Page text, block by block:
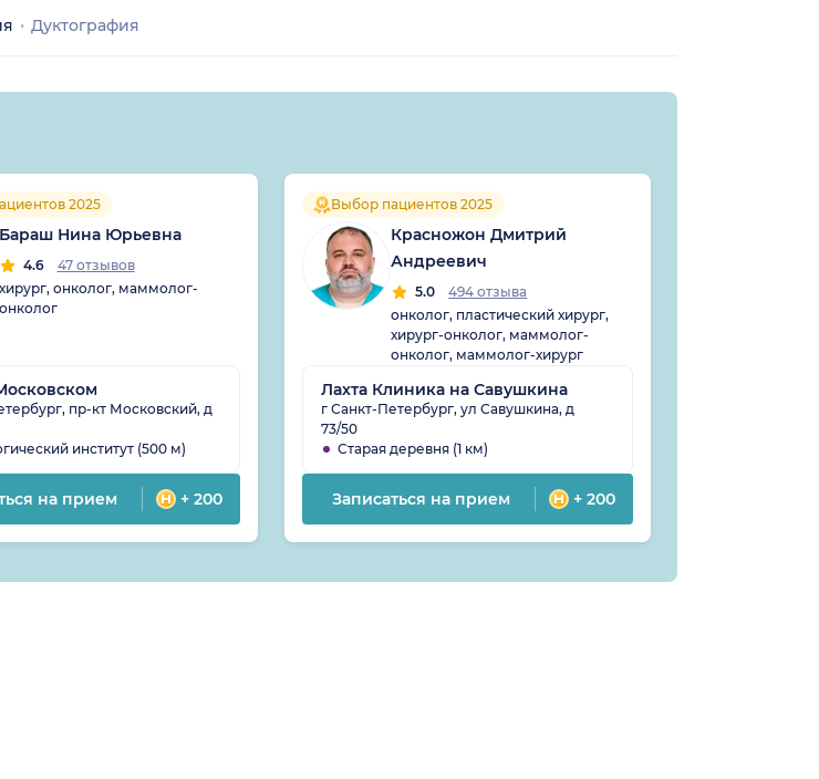
Дуктография
2025
Бараш Нина Юрьевна
4.6
47 отзывов
хирург, онколог, маммолог-
онколог
пр-кт Московский, д
институт (500 м)
на прием + 200
Выбор пациентов 2025
Красножон Дмитрий
Андреевич
5.0
494 отзыва
онколог, пластический хирург,
хирург-онколог, маммолог-
онколог, маммолог-хирург
Лахта Клиника на Савушкина
г Санкт-Петербург, ул Савушкина, д
73/50
Старая деревня (1 км)
Записаться на прием + 200